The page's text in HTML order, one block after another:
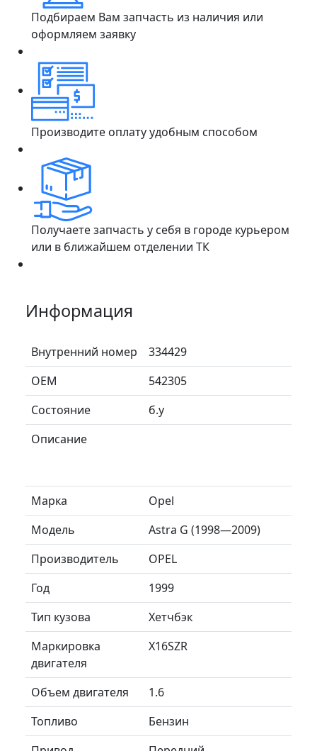
Подбираем Вам запчасть из наличия или
оформляем заявку
Производите оплату удобным способом
Получаете запчасть у себя в городе курьером
или в ближайшем отделении ТК
Информация
Внутренний номер
334429
ОЕМ
542305
Состояние
б.у
Описание
Марка
Opel
Модель
Astra G (1998—2009)
Производитель
OPEL
Год
1999
Тип кузова
Хетчбэк
Маркировка
двигателя
X16SZR
Объем двигателя
1.6
Топливо
Бензин